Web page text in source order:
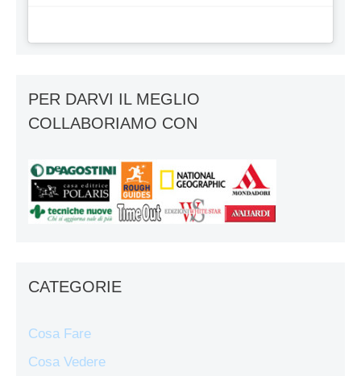
PER DARVI IL MEGLIO
COLLABORIAMO CON
CATEGORIE
Cosa Fare
Cosa Vedere